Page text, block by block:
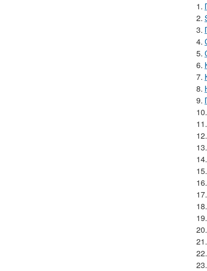
1.
2.
3.
4.
5.
6.
7.
8.
9.
10.
11.
12.
13.
14.
15.
16.
17.
18.
19.
20.
21.
22.
23.